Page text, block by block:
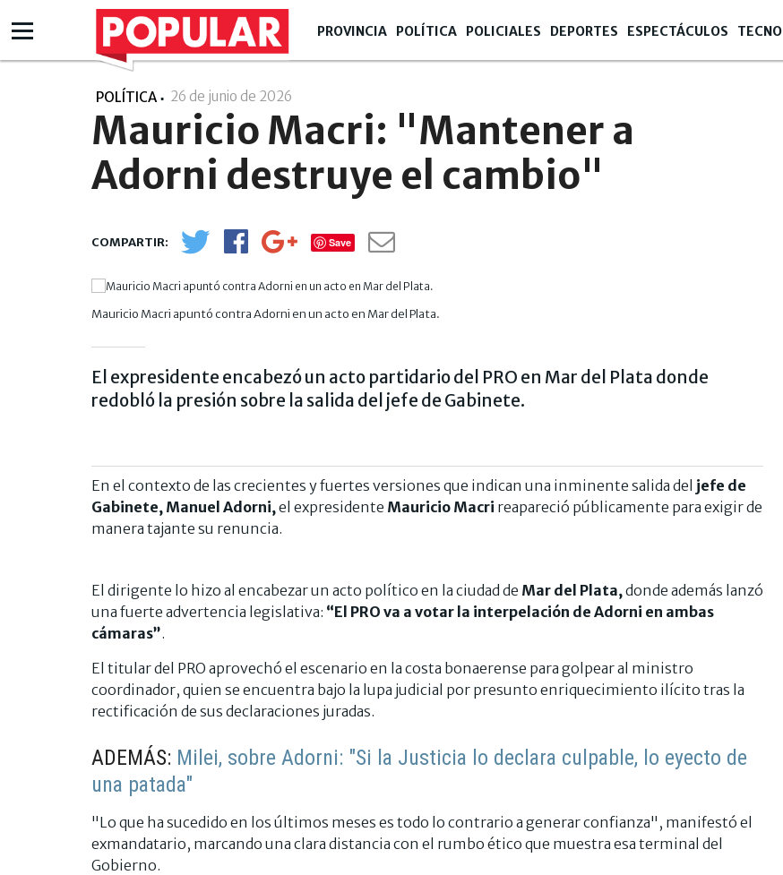
PROVINCIA POLÍTICA POLICIALES DEPORTES ESPECTÁCULOS TECNO
POLÍTICA 26 de junio de 2026
Mauricio Macri: "Mantener a
Adorni destruye el cambio"
Save
Mauricio Macri apuntó contra Adorni en un acto en Mar del Plata.
El expresidente encabezó un acto partidario del PRO en Mar del Plata donde
redobló la presión sobre la salida del jefe de Gabinete.
En el contexto de las crecientes y fuertes versiones que indican una inminente salida del jefe de
Gabinete, Manuel Adorni, el expresidente Mauricio Macri reapareció públicamente para exigir de
manera tajante su renuncia.
El dirigente lo hizo al encabezar un acto político en la ciudad de Mar del Plata, donde además lanzó
una fuerte advertencia legislativa: “El PRO va a votar la interpelación de Adorni en ambas
cámaras”.
El titular del PRO aprovechó el escenario en la costa bonaerense para golpear al ministro
coordinador, quien se encuentra bajo la lupa judicial por presunto enriquecimiento ilícito tras la
rectificación de sus declaraciones juradas.
ADEMÁS: Milei, sobre Adorni: "Si la Justicia lo declara culpable, lo eyecto de
una patada"
"Lo que ha sucedido en los últimos meses es todo lo contrario a generar confianza", manifestó el
exmandatario, marcando una clara distancia con el rumbo ético que muestra esa terminal del
Gobierno.